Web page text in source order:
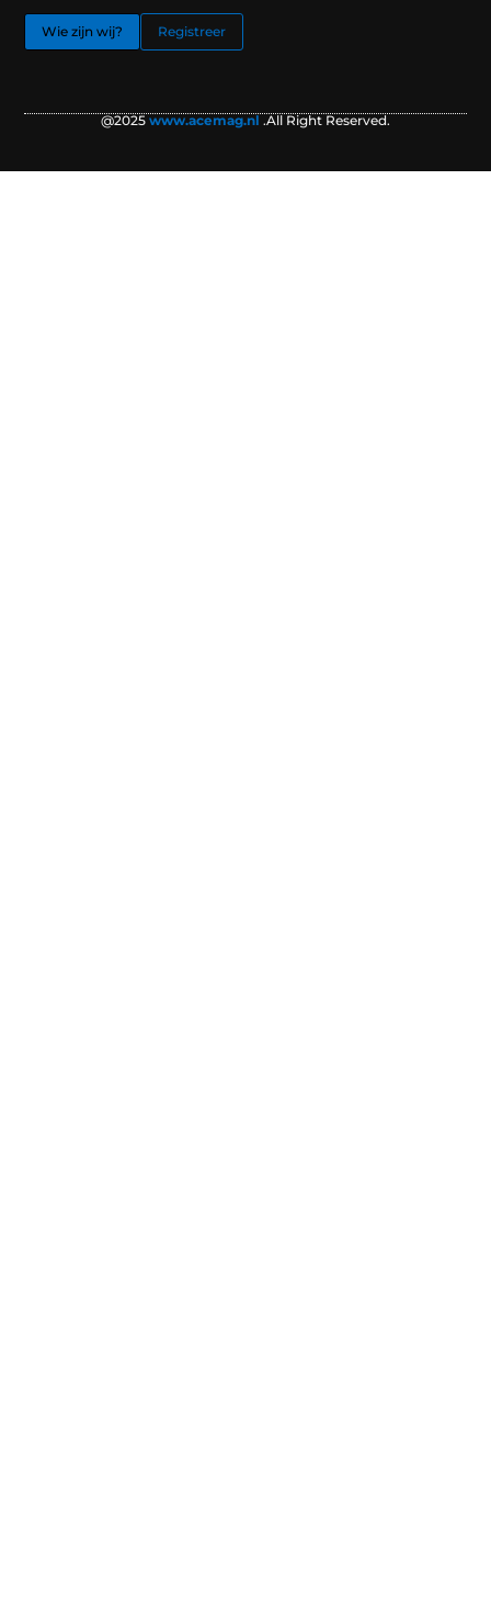
Wie zijn wij? Registreer
@2025www.acemag.nl .All Right Reserved.